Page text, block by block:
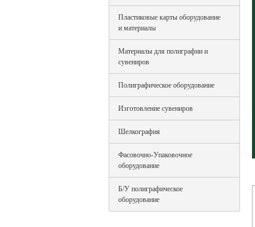
Пластиковые карты оборудование
и материалы
Материалы для полиграфии и
сувениров
Полиграфическое оборудование
Изготовление сувениров
Шелкография
Фасовочно-Упаковочное
оборудование
Б/У полиграфическое
оборудование